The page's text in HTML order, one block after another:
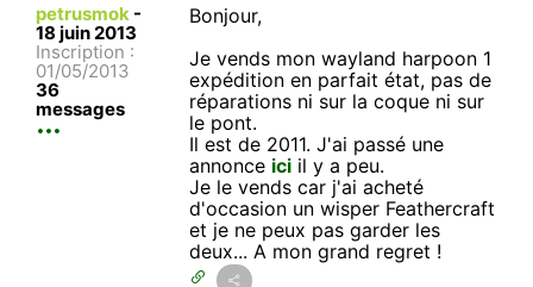
petrusmok -
18 juin 2013
Inscription :
01/05/2013
36
messages
Bonjour,
Je vends mon wayland harpoon 1
expédition en parfait état, pas de
réparations ni sur la coque ni sur
le pont.
Il est de 2011. J'ai passé une
annonce ici il y a peu.
Je le vends car j'ai acheté
d'occasion un wisper Feathercraft
et je ne peux pas garder les
deux... A mon grand regret !